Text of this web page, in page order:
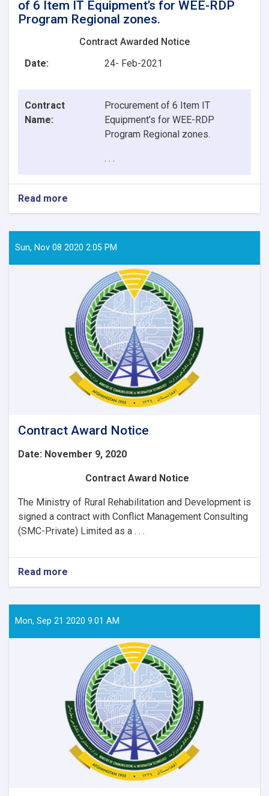
of 6 Item IT Equipment’s for WEE-RDP
Program Regional zones.
Contract Awarded Notice
Date:
24- Feb-2021
Contract
Name:
Procurement of 6 Item IT
Equipment’s for WEE-RDP
Program Regional zones.
. . .
Read more
Contract
Notice:
Procurement
Equipment’s
for
WEE-
RDP
Program
Regional
zones.
Sun, Nov 08 2020 2:05 PM
Contract Award Notice
Date: November 9, 2020
Contract Award Notice
The Ministry of Rural Rehabilitation and Development is
signed a contract with Conflict Management Consulting
(SMC-Private) Limited as a . . .
Read more
Contract
Notice
Mon, Sep 21 2020 9:01 AM